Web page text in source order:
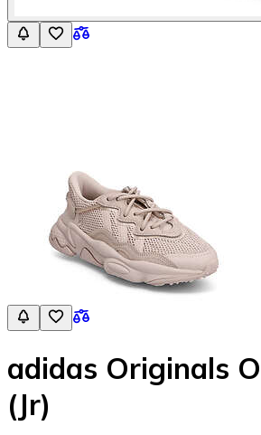
adidas Originals
(Jr)